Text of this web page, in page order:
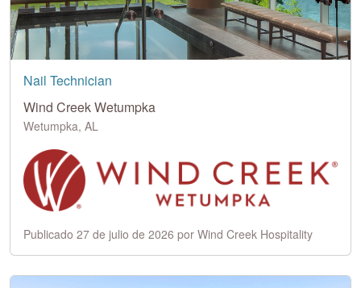
Nail Technician
Wind Creek Wetumpka
Wetumpka, AL
Publicado 27 de julio de 2026 por Wind Creek Hospitality